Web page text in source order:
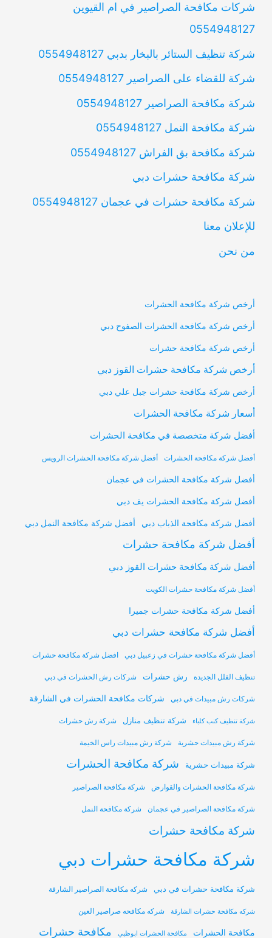
شركات مكافحة الصراصير في ام القيوين
0554948127
شركة تنظيف الستائر بالبخار بدبي 0554948127
شركة للقضاء على الصراصير 0554948127
شركة مكافحة الصراصير 0554948127
شركة مكافحة النمل 0554948127
شركة مكافحة بق الفراش 0554948127
شركة مكافحة حشرات دبي
شركة مكافحة حشرات في عجمان 0554948127
للإعلان معنا
من نحن
أرخص شركة مكافحة الحشرات
أرخص شركة مكافحة الحشرات الصفوح دبي
أرخص شركة مكافحة حشرات
أرخص شركة مكافحة حشرات القوز دبي
أرخص شركة مكافحة حشرات جبل علي دبي
أسعار شركة مكافحة الحشرات
أفضل شركة متخصصة في مكافحة الحشرات
أفضل شركة مكافحة الحشرات أفضل شركة مكافحة الحشرات الرويس
أفضل شركة مكافحة الحشرات في عجمان
أفضل شركة مكافحة الحشرات يف دبي
أفضل شركة مكافحة الذباب دبي أفضل شركة مكافحة النمل دبي
أفضل شركة مكافحة حشرات
أفضل شركة مكافحة حشرات القوز دبي
أفضل شركة مكافحة حشرات الكويت
أفضل شركة مكافحة حشرات جميرا
أفضل شركة مكافحة حشرات دبي
أفضل شركة مكافحة حشرات في زعبيل دبي افضل شركة مكافحة حشرات
تنظيف الفلل الجديدة رش حشرات شركات رش الحشرات في دبي
شركات رش مبيدات في دبي شركات مكافحة الحشرات في الشارقة
شركة تنظيف كنب كلباء شركة تنظيف منازل شركة رش حشرات
شركة رش مبيدات حشرية شركة رش مبيدات راس الخيمة
شركة مبيدات حشرية شركة مكافحة الحشرات
شركة مكافحة الحشرات والقوارض شركة مكافحة الصراصير
شركة مكافحة الصراصير في عجمان شركة مكافحة النمل
شركة مكافحة حشرات
شركة مكافحة حشرات دبي
شركة مكافحة حشرات في دبي شركه مكافحة الصراصير الشارقة
شركه مكافحة حشرات الشارقة شركه مكافحه صراصير العين
مكافحة الحشرات مكافحة الحشرات ابوظبي مكافحة حشرات